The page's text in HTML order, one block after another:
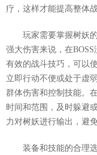
疗，这样才能提高整体战
玩家需要掌握树妖
强大伤害来说，在
有效的战斗技巧，可以
立即行动不便或处于虚
群体伤害和控制技能。
时间和范围，及时躲避
力对树妖进行输出，避
装备和技能的合理